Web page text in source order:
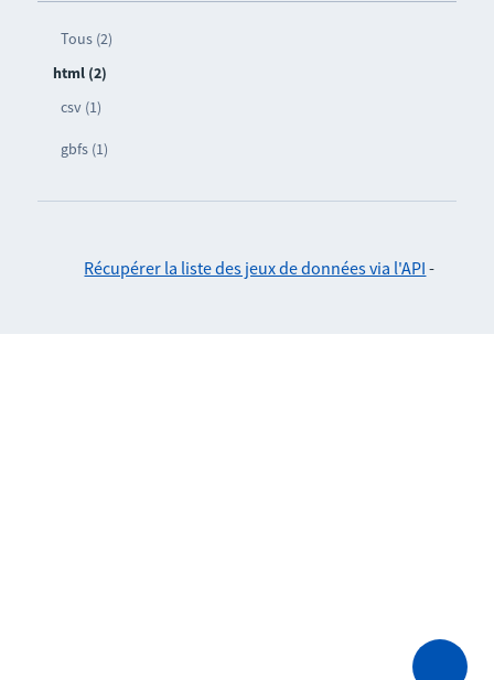
Tous (2)
html (2)
csv (1)
gbfs (1)
Récupérer la liste des jeux de données via l'API -